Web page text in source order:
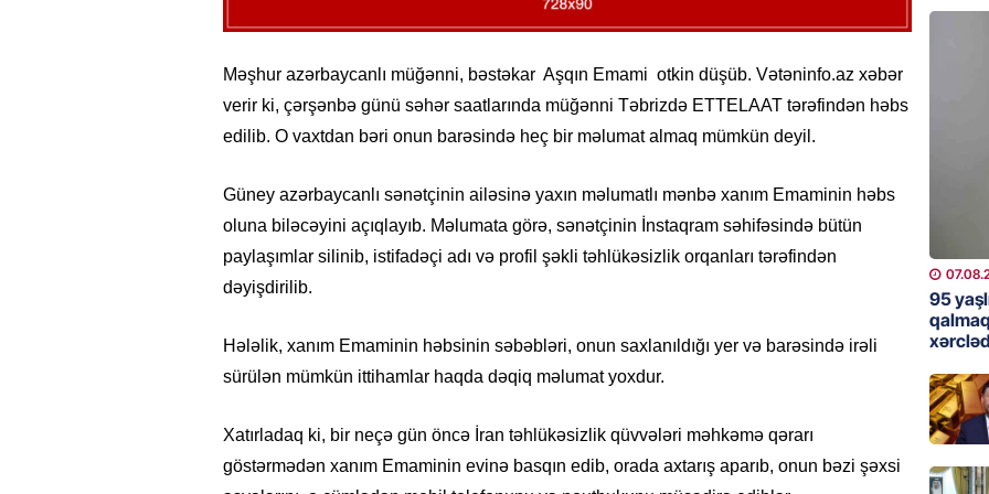
Məşhur azərbaycanlı müğənni, bəstəkar Aşqın Emami otkin düşüb. Vətəninfo.az xəbər
verir ki, çərşənbə günü səhər saatlarında müğənni Təbrizdə ETTELAAT tərəfindən həbs
edilib. O vaxtdan bəri onun barəsində heç bir məlumat almaq mümkün deyil.
Güney azərbaycanlı sənətçinin ailəsinə yaxın məlumatlı mənbə xanım Emaminin həbs
oluna biləcəyini açıqlayıb. Məlumata görə, sənətçinin İnstaqram səhifəsində bütün
paylaşımlar silinib, istifadəçi adı və profil şəkli təhlükəsizlik orqanları tərəfindən
dəyişdirilib.
Hələlik, xanım Emaminin həbsinin səbəbləri, onun saxlanıldığı yer və barəsində irəli
sürülən mümkün ittihamlar haqda dəqiq məlumat yoxdur.
Xatırladaq ki, bir neçə gün öncə İran təhlükəsizlik qüvvələri məhkəmə qərarı
göstərmədən xanım Emaminin evinə basqın edib, orada axtarış aparıb, onun bəzi şəxsi
Çin
MANŞET
“Birgə
95